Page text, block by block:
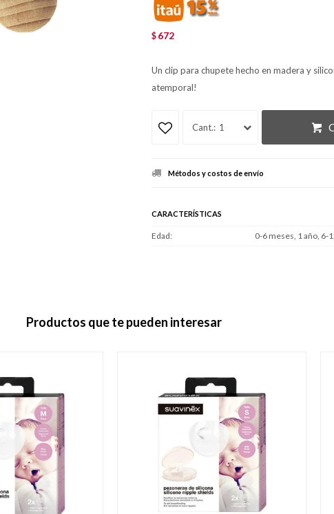
$ 672
Un clip para chupete hecho en madera y
atemporal!
1
Métodos y costos de envío
CARACTERÍSTICAS
Edad 0-6 meses, 1 año, 6-
Productos que te pueden interesar